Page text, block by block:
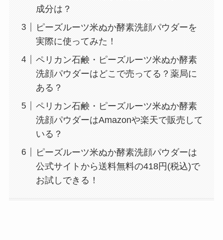
成分は？
ピーズルーツ米ぬか酵素洗顔パウダーを
実際に使ってみた！
ペリカン石鹸・ピーズルーツ米ぬか酵素
洗顔パウダーはどこで売ってる？薬局に
ある？
ペリカン石鹸・ピーズルーツ米ぬか酵素
洗顔パウダーはAmazonや楽天で販売して
いる？
ピーズルーツ米ぬか酵素洗顔パウダーは
公式サイトから送料無料の418円(税込)で
お試しできる！